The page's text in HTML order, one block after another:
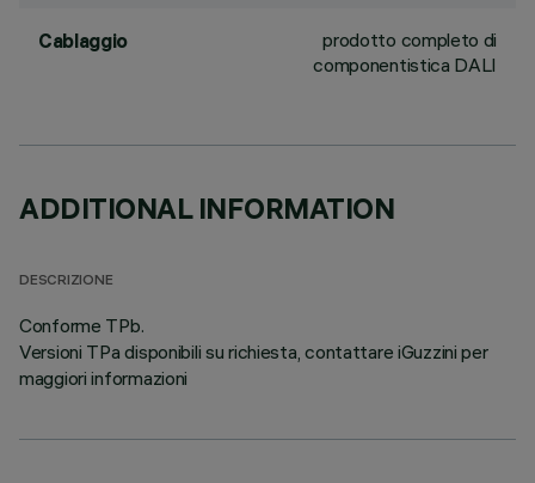
Cablaggio
prodotto completo di
componentistica DALI
ADDITIONAL INFORMATION
DESCRIZIONE
Conforme TPb.
Versioni TPa disponibili su richiesta, contattare iGuzzini per
maggiori informazioni